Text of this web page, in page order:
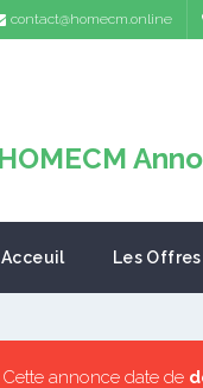
contact@homecm.online
Acceuil Les Offres
Cette annonce date de